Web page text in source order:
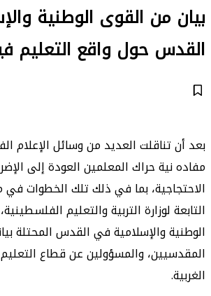
بيان من القوى الوطنية
القدس حول واقع التعليم
بعد أن تناقلت العديد من وسائل الإعلام
مفاده نية حراك المعلمين العودة إلى
الاحتجاجية، بما في ذلك تلك الخطوات
التابعة لوزارة التربية والتعليم
الوطنية والإسلامية في القدس المحتلة
المقدسيين، والمسؤولين عن قطاع
الغربية.